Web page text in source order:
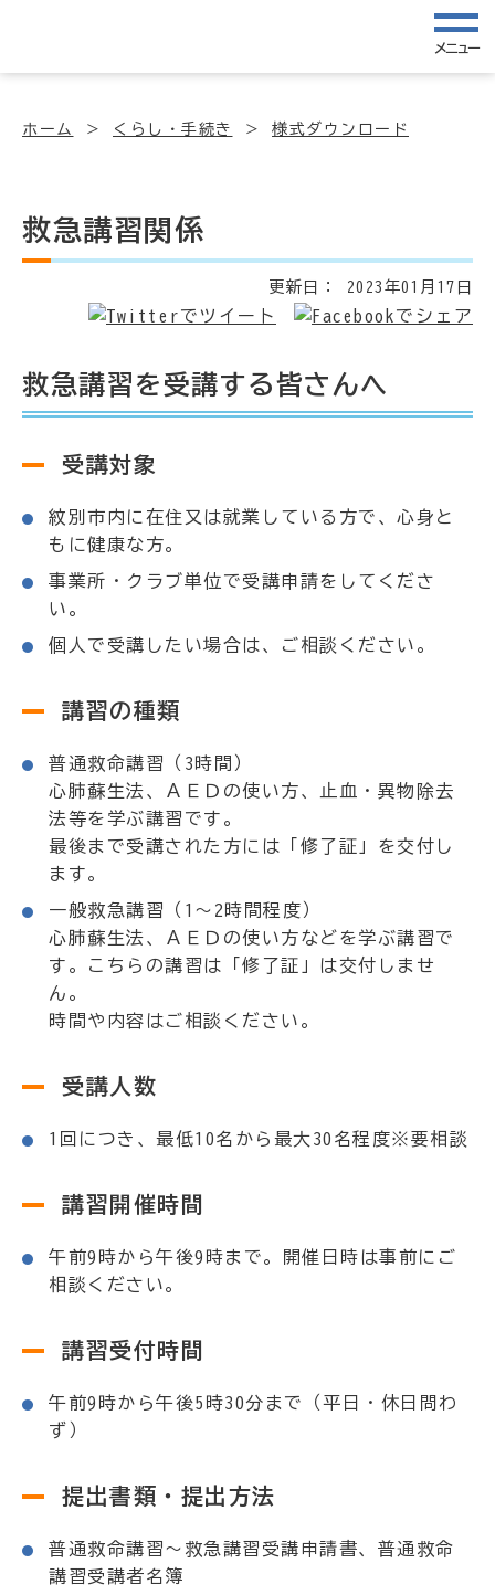
メニュー
ホーム くらし・手続き 様式ダウンロード
救急講習関係
更新日： 2023年01月17日
救急講習を受講する皆さんへ
受講対象
紋別市内に在住又は就業している方で、心身と
もに健康な方。
事業所・クラブ単位で受講申請をしてくださ
い。
個人で受講したい場合は、ご相談ください。
講習の種類
普通救命講習（3時間）
心肺蘇生法、ＡＥＤの使い方、止血・異物除去
法等を学ぶ講習です。
最後まで受講された方には「修了証」を交付し
ます。
一般救急講習（1～2時間程度）
心肺蘇生法、ＡＥＤの使い方などを学ぶ講習で
す。こちらの講習は「修了証」は交付しませ
ん。
時間や内容はご相談ください。
受講人数
1回につき、最低10名から最大30名程度※要相談
講習開催時間
午前9時から午後9時まで。開催日時は事前にご
相談ください。
講習受付時間
午前9時から午後5時30分まで（平日・休日問わ
ず）
提出書類・提出方法
普通救命講習～救急講習受講申請書、普通救命
講習受講者名簿